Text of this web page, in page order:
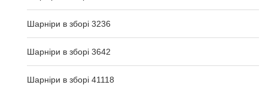
Шарніри в зборі 3236
Шарніри в зборі 3642
Шарніри в зборі 41118